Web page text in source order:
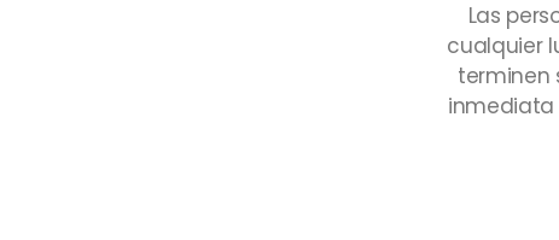
Las
cualquier
terminen
inmediata